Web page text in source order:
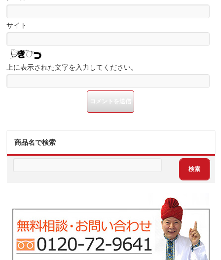
サイト
上に表示された文字を入力してください。
商品名で検索